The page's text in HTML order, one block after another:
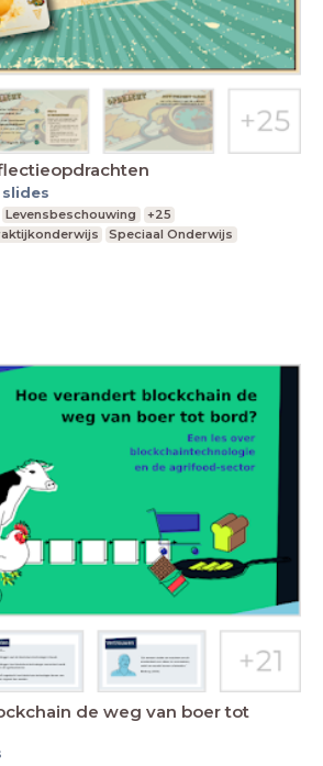
slides
Levensbeschouwing
+25
Speciaal Onderwijs
de weg van boer tot